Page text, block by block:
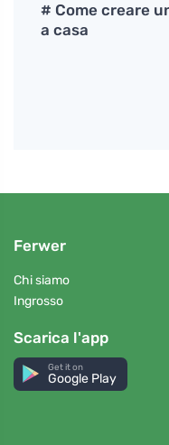
# Come creare
a casa
Ferwer
Chi siamo
Ingrosso
Scarica l'app
Get it on
Google Play